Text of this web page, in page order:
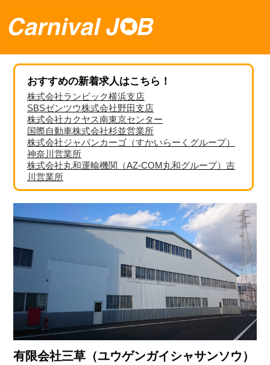
おすすめの新着求人はこちら！
株式会社ランビック横浜支店
SBSゼンツウ株式会社野田支店
株式会社カクヤス南東京センター
国際自動車株式会社杉並営業所
株式会社ジャパンカーゴ（すかいらーくグループ）
神奈川営業所
株式会社丸和運輸機関（AZ-COM丸和グループ）吉
川営業所
有限会社三草（ユウゲンガイシャサンソウ）